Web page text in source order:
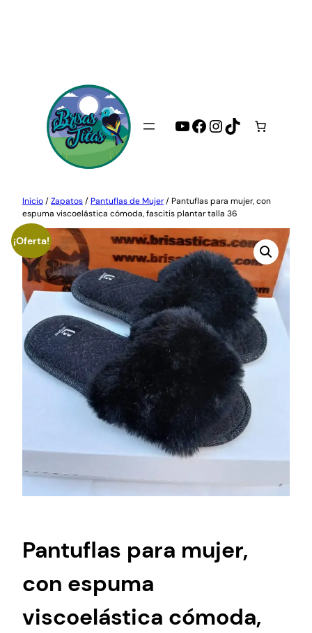
contenido
YouTube
Facebook
Instagram
TikTok
Inicio/Zapatos/Pantuflas de Mujer/ Pantuflas para mujer, con
espuma viscoelástica cómoda, fascitis plantar talla 36
¡Oferta!
Pantuflas para mujer,
con espuma
viscoelástica cómoda,